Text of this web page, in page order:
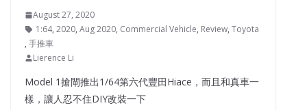
August 27, 2020
1:64, 2020, Aug 2020, Commercial Vehicle, Review, Toyota
, 手推車
Lierence Li
Model 1搶閘推出1/64第六代豐田Hiace，而且和真車一
樣，讓人忍不住DIY改裝一下